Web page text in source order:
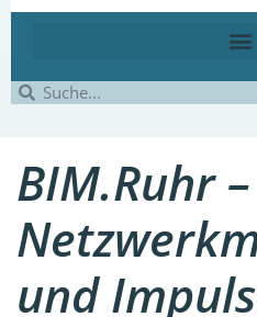
BIM.Ruhr –
und